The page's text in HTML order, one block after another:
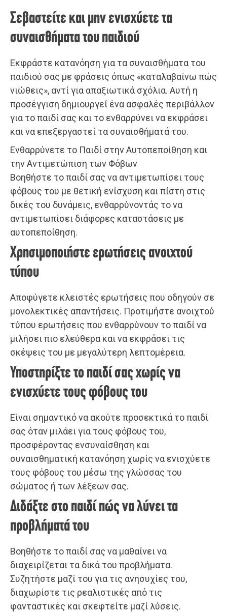
Σεβαστείτε και μην ενισχύετε τα
συναισθήματα του παιδιού
Εκφράστε κατανόηση για τα συναισθήματα του
παιδιού σας με φράσεις όπως «καταλαβαίνω πώς
νιώθεις», αντί για απαξιωτικά σχόλια. Αυτή η
προσέγγιση δημιουργεί ένα ασφαλές περιβάλλον
για το παιδί σας και το ενθαρρύνει να εκφράσει
και να επεξεργαστεί τα συναισθήματά του.
Ενθαρρύνετε το Παιδί στην Αυτοπεποίθηση και
την Αντιμετώπιση των Φόβων
Βοηθήστε το παιδί σας να αντιμετωπίσει τους
φόβους του με θετική ενίσχυση και πίστη στις
δικές του δυνάμεις, ενθαρρύνοντάς το να
αντιμετωπίσει διάφορες καταστάσεις με
αυτοπεποίθηση.
Χρησιμοποιήστε ερωτήσεις ανοιχτού
τύπου
Αποφύγετε κλειστές ερωτήσεις που οδηγούν σε
μονολεκτικές απαντήσεις. Προτιμήστε ανοιχτού
τύπου ερωτήσεις που ενθαρρύνουν το παιδί να
μιλήσει πιο ελεύθερα και να εκφράσει τις
σκέψεις του με μεγαλύτερη λεπτομέρεια.
Υποστηρίξτε το παιδί σας χωρίς να
ενισχύετε τους φόβους του
Είναι σημαντικό να ακούτε προσεκτικά το παιδί
σας όταν μιλάει για τους φόβους του,
προσφέροντας ενσυναίσθηση και
συναισθηματική κατανόηση χωρίς να ενισχύετε
τους φόβους του μέσω της γλώσσας του
σώματος ή των λέξεων σας.
Διδάξτε στο παιδί πώς να λύνει τα
προβλήματά του
Βοηθήστε το παιδί σας να μαθαίνει να
διαχειρίζεται τα δικά του προβλήματα.
Συζητήστε μαζί του για τις ανησυχίες του,
διαχωρίστε τις ρεαλιστικές από τις
φανταστικές και σκεφτείτε μαζί λύσεις.